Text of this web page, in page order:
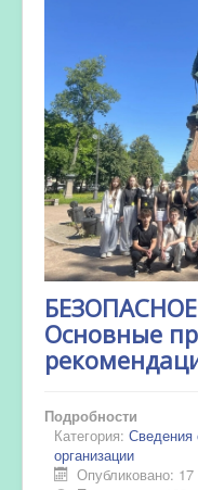
Основные
Подробности
Категория: Сведения
организации
Опубликовано: